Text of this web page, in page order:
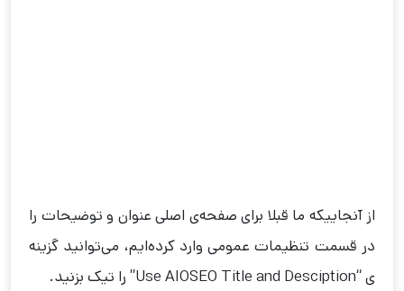
از آنجاییکه ما قبلا برای صفحه‌ی اصلی عنوان و توضیحات را
در قسمت تنظیمات عمومی وارد کرده‌ایم، می‌توانید گزینه
ی “Use AIOSEO Title and Desciption” را تیک بزنید.